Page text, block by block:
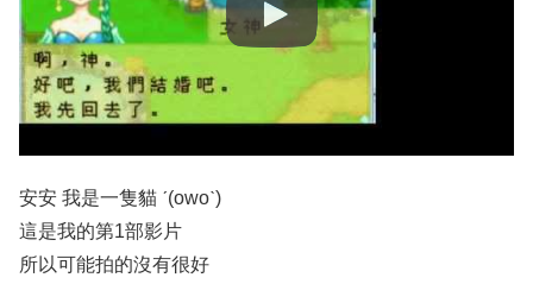
安安 我是一隻貓 ˊ(owoˋ)
這是我的第1部影片
所以可能拍的沒有很好